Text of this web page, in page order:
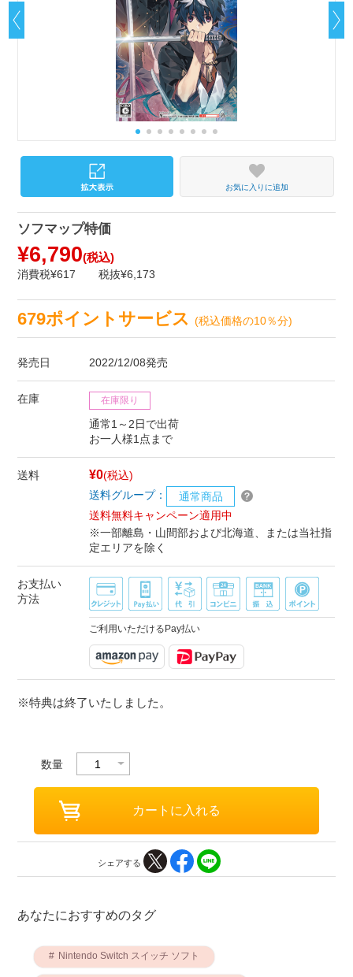
お気に入りに追加
ソフマップ特価
¥6,790(税込)
消費税¥617 税抜¥6,173
679ポイントサービス(税込価格の10％分)
発売日 2022/12/08発売
在庫 在庫限り
通常1～2日で出荷
お一人様1点まで
送料 ¥0(税込)
送料グループ：
通常商品
送料無料キャンペーン適用中
※一部離島・山間部および北海道、または当社指
定エリアを除く
お支払い
方法
ご利用いただけるPay払い
※特典は終了いたしました。
数量
シェアする
あなたにおすすめのタグ
Nintendo Switch スイッチ ソフト